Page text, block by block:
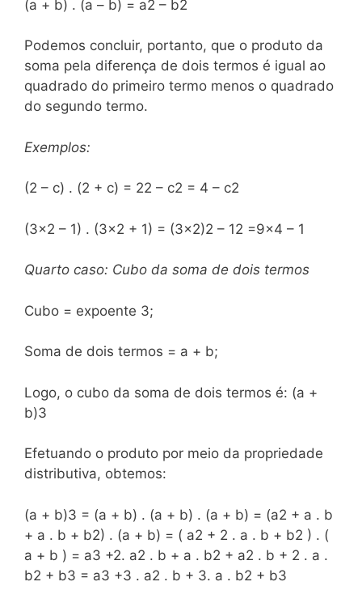
(a + b) . (a – b) = a2 – b2
Podemos concluir, portanto, que o produto da
soma pela diferença de dois termos é igual ao
quadrado do primeiro termo menos o quadrado
do segundo termo.
Exemplos:
(2 – c) . (2 + c) = 22 – c2 = 4 – c2
(3×2 – 1) . (3×2 + 1) = (3×2)2 – 12 =9×4 – 1
Quarto caso: Cubo da soma de dois termos
Cubo = expoente 3;
Soma de dois termos = a + b;
Logo, o cubo da soma de dois termos é: (a +
b)3
Efetuando o produto por meio da propriedade
distributiva, obtemos:
(a + b)3 = (a + b) . (a + b) . (a + b) = (a2 + a . b
+ a . b + b2) . (a + b) = ( a2 + 2 . a . b + b2 ) . (
a + b ) = a3 +2. a2 . b + a . b2 + a2 . b + 2 . a .
b2 + b3 = a3 +3 . a2 . b + 3. a . b2 + b3